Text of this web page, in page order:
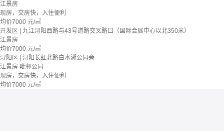
江景房
现房，交房快，入住便利
均价7000 元/㎡
开发区 | 九江浔阳西路与43号道路交叉路口（国际会展中心以北350米）
江景房
均价7000 元/㎡
浔阳区 | 浔阳长虹北路白水湖公园旁
江景房 毗邻公园
现房，交房快，入住便利
均价7000 元/㎡